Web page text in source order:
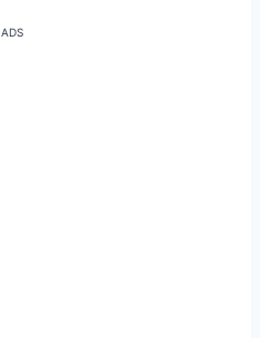
ADS